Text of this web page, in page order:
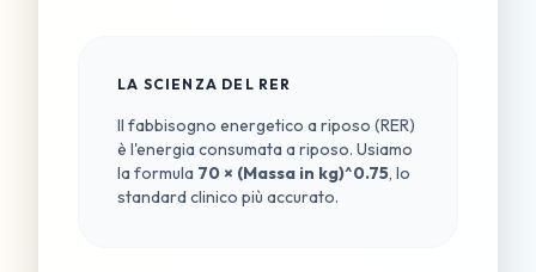
LA SCIENZA DEL RER
Il fabbisogno energetico a riposo (RER)
è l'energia consumata a riposo. Usiamo
la formula 70 × (Massa in kg)^0.75, lo
standard clinico più accurato.